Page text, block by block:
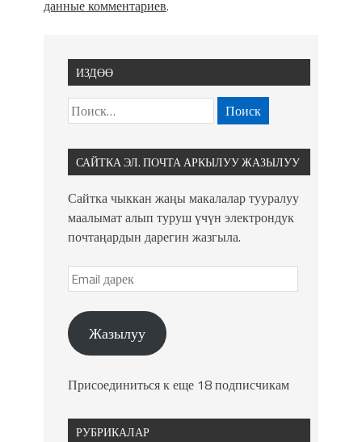
данные комментариев.
ИЗДӨӨ
САЙТКА ЭЛ. ПОЧТА АРКЫЛУУ ЖАЗЫЛУУ
Сайтка чыккан жаңы макалалар тууралуу
маалымат алып туруш үчүн электрондук
почтаңардын дарегин жазгыла.
Жазылуу
Присоединиться к еще 18 подписчикам
РУБРИКАЛАР